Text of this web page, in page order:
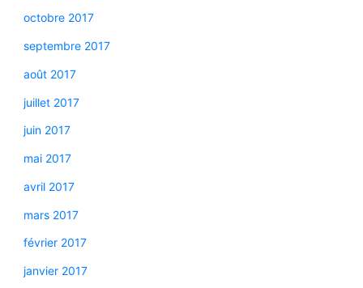
octobre 2017
septembre 2017
août 2017
juillet 2017
juin 2017
mai 2017
avril 2017
mars 2017
février 2017
janvier 2017